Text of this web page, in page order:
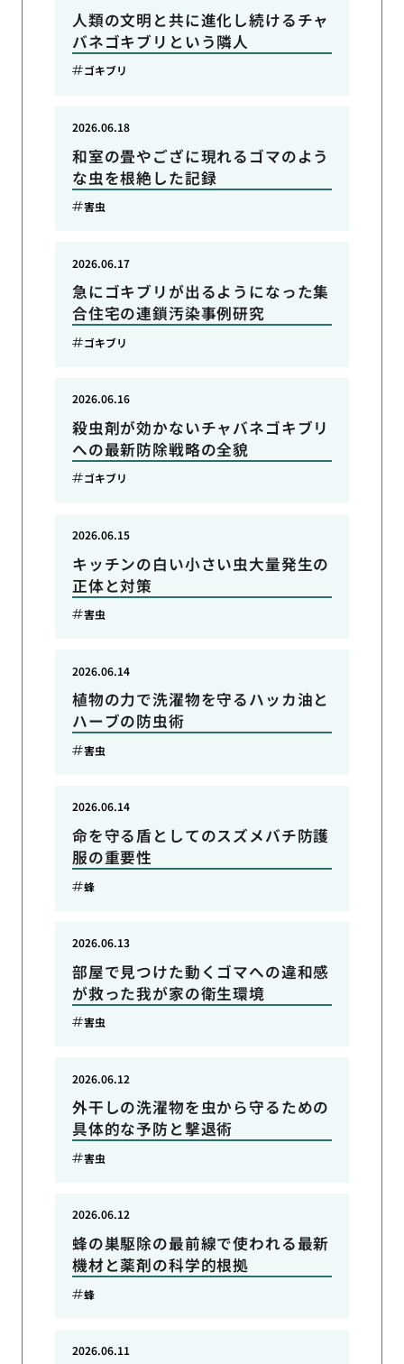
人類の文明と共に進化し続けるチャ
バネゴキブリという隣人
ゴキブリ
和室の畳やござに現れるゴマのよう
な虫を根絶した記録
2026.06.18
害虫
急にゴキブリが出るようになった集
合住宅の連鎖汚染事例研究
2026.06.17
ゴキブリ
殺虫剤が効かないチャバネゴキブリ
への最新防除戦略の全貌
2026.06.16
ゴキブリ
キッチンの白い小さい虫大量発生の
正体と対策
2026.06.15
害虫
植物の力で洗濯物を守るハッカ油と
ハーブの防虫術
2026.06.14
害虫
命を守る盾としてのスズメバチ防護
服の重要性
2026.06.14
蜂
部屋で見つけた動くゴマへの違和感
が救った我が家の衛生環境
2026.06.13
害虫
外干しの洗濯物を虫から守るための
具体的な予防と撃退術
2026.06.12
害虫
蜂の巣駆除の最前線で使われる最新
機材と薬剤の科学的根拠
2026.06.12
蜂
2026.06.11